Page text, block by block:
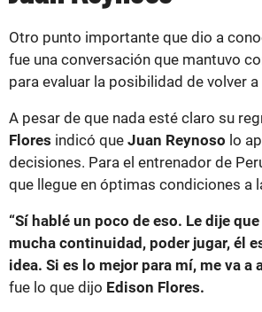
Otro punto importante que dio a
fue una conversación que mantuvo
para evaluar la posibilidad de volver a
A pesar de que nada esté claro su
Flores indicó que Juan Reynoso lo
decisiones. Para el entrenador de
que llegue en óptimas condiciones a
“Sí hablé un poco de eso. Le dije
mucha continuidad, poder jugar, él
idea. Si es lo mejor para mí, me va a
fue lo que dijo Edison Flores.